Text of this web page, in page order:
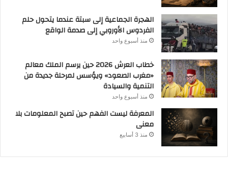
الهجرة الجماعية إلى سبتة عندما يتحول حلم
الفردوس الأوروبي إلى صدمة الواقع
منذ أسبوع واحد
خطاب العرش 2026 حين يرسم الملك معالم
«مغرب الصعود» ويؤسس لمرحلة جديدة من
التنمية والسيادة
منذ أسبوع واحد
المعرفة ليست الفهم حين تصبح المعلومات بلا
معنى
منذ 3 أسابيع